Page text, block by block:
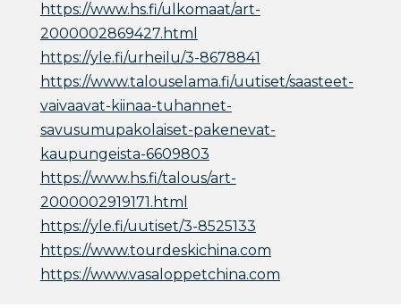
https://www.hs.fi/ulkomaat/art-
2000002869427.html
https://yle.fi/urheilu/3-8678841
https://www.talouselama.fi/uutiset/saasteet-
vaivaavat-kiinaa-tuhannet-
savusumupakolaiset-pakenevat-
kaupungeista-6609803
https://www.hs.fi/talous/art-
2000002919171.html
https://yle.fi/uutiset/3-8525133
https://www.tourdeskichina.com
https://www.vasaloppetchina.com